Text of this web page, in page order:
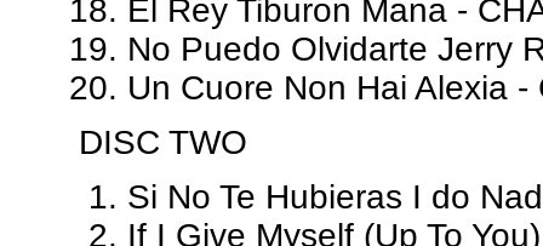
El Rey Tiburon Mana -
No Puedo Olvidarte Jerry
Un Cuore Non Hai Alexia -
DISC TWO
Si No Te Hubieras I do
If I Give Myself (Up To